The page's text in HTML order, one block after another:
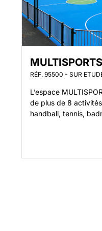
RÉF. 95500 - SUR
L’espace
de plus de 8
handball, tennis,